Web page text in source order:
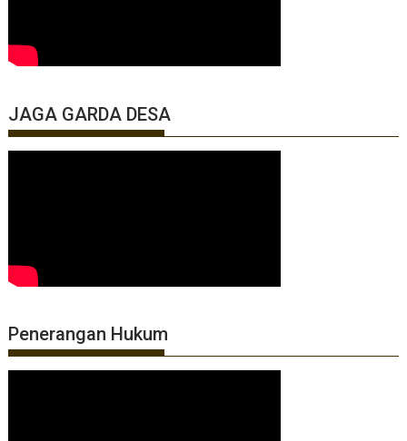
JAGA GARDA DESA
Penerangan Hukum